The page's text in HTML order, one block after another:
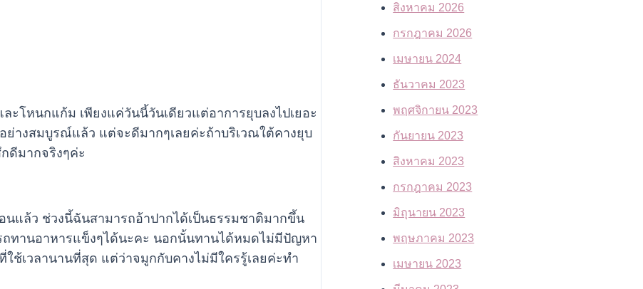
โหนกแก้ม เพียงแค่วันนี้วันเดียวแต่อาการยุบลงไปเยอะ
ย่างสมบูรณ์แล้ว แต่จะดีมากๆเลยค่ะถ้าบริเวณใต้คางยุบ
ดีมากจริงๆค่ะ
นแล้ว ช่วงนี้ฉันสามารถอ้าปากได้เป็นธรรมชาติมากขึ้น
ถทานอาหารแข็งๆได้นะคะ นอกนั้นทานได้หมดไม่มีปัญหา
ช้เวลานานที่สุด แต่ว่าจมูกกับคางไม่มีใครรู้เลยค่ะทำ
สิงหาคม 2026
กรกฎาคม 2026
เมษายน 2024
ธันวาคม 2023
พฤศจิกายน 2023
กันยายน 2023
สิงหาคม 2023
กรกฎาคม 2023
มิถุนายน 2023
พฤษภาคม 2023
เมษายน 2023